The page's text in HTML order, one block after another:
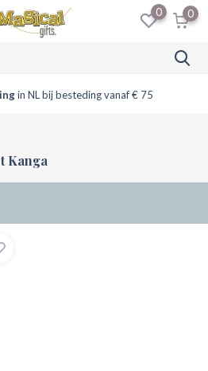
0 0
in NL bij besteding vanaf € 75
Kanga